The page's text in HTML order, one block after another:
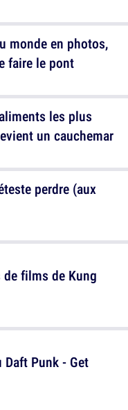
les plus
un cauchemar
films de Kung
monde en photos,
faire le pont
perdre (aux
Punk - Get